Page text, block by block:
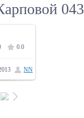
043
0.0
NN